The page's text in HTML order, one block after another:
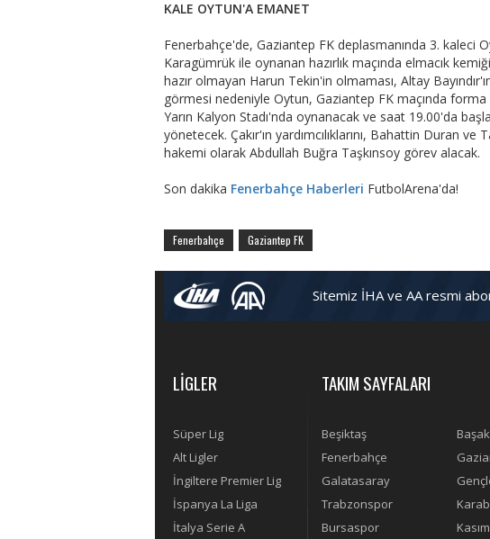
KALE OYTUN'A EMANET
Fenerbahçe'de, Gaziantep FK deplasmanında 3. kaleci
Karagümrük ile oynanan hazırlık maçında elmacık
hazır olmayan Harun Tekin'in olmaması, Altay
görmesi nedeniyle Oytun, Gaziantep FK maçında forma
Yarın Kalyon Stadı'nda oynanacak ve saat 19.00'da
yönetecek. Çakır'ın yardımcılıklarını, Bahattin Duran
hakemi olarak Abdullah Buğra Taşkınsoy görev alacak.
Son dakika Fenerbahçe Haberleri FutbolArena'da!
Fenerbahçe Gaziantep FK
Sitemiz İHA ve AA resmi
LİGLER
Süper Lig
Alt Ligler
İngiltere Premier Lig
İspanya La Liga
İtalya Serie A
TAKIM SAYFALARI
Beşiktaş
Fenerbahçe
Galatasaray
Trabzonspor
Bursaspor